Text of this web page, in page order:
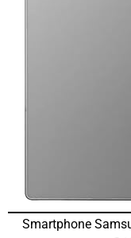
Smartphone